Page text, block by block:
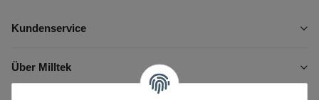
Kundenservice
Über Milltek